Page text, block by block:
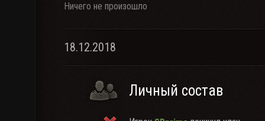
Ничего не произошло
18.12.2018
Личный состав